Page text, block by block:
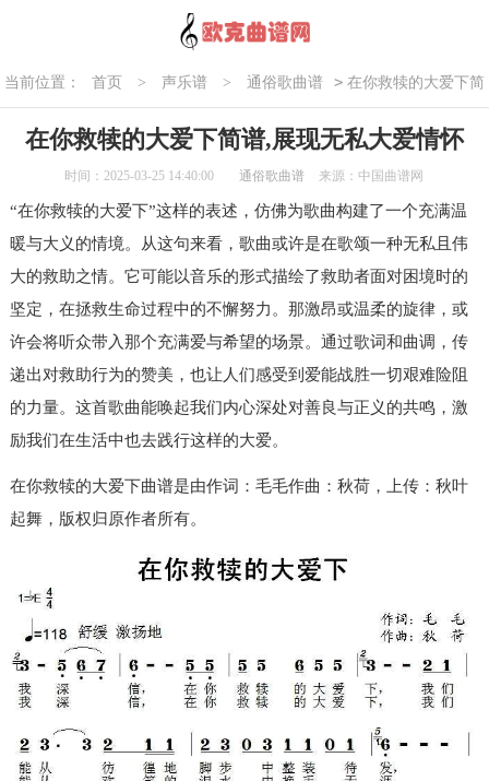
当前位置： 首页 > 声乐谱 > 通俗歌曲谱 > 在你救犊的大爱下简
在你救犊的大爱下简谱,展现无私大爱情怀
时间：2025-03-25 14:40:00 通俗歌曲谱 来源：中国曲谱网
“在你救犊的大爱下”这样的表述，仿佛为歌曲构建了一个充满温
暖与大义的情境。从这句来看，歌曲或许是在歌颂一种无私且伟
大的救助之情。它可能以音乐的形式描绘了救助者面对困境时的
坚定，在拯救生命过程中的不懈努力。那激昂或温柔的旋律，或
许会将听众带入那个充满爱与希望的场景。通过歌词和曲调，传
递出对救助行为的赞美，也让人们感受到爱能战胜一切艰难险阻
的力量。这首歌曲能唤起我们内心深处对善良与正义的共鸣，激
励我们在生活中也去践行这样的大爱。
在你救犊的大爱下曲谱是由作词：毛毛作曲：秋荷，上传：秋叶
起舞，版权归原作者所有。